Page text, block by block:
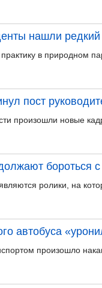
нашли
в природном
пост
произошли новые
бороться
ролики, на
автобуса
произошло